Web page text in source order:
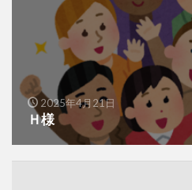
2025年4月21日
Ｈ様